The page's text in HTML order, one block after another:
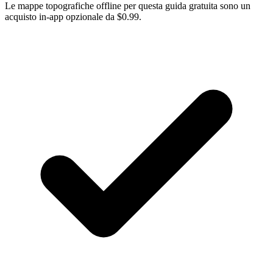
Le mappe topografiche offline per questa guida gratuita sono un
acquisto in-app opzionale da $0.99.